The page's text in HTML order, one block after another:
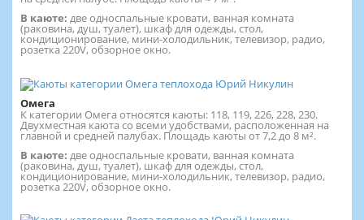
В каюте: две односпальные кровати, ванная комната
(раковина, душ, туалет), шкаф для одежды, стол,
кондиционирование, мини-холодильник, телевизор, радио,
розетка 220V, обзорное окно.
Омега
К категории Омега относятся каюты: 118, 119, 226, 228, 230.
Двухместная каюта со всеми удобствами, расположенная на
главной и средней палубах. Площадь каюты от 7,2 до 8 м².
В каюте: две односпальные кровати, ванная комната
(раковина, душ, туалет), шкаф для одежды, стол,
кондиционирование, мини-холодильник, телевизор, радио,
розетка 220V, обзорное окно.